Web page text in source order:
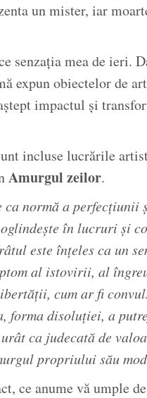
un mister, iar
senzația mea de ieri.
expun obiectelor de
impactul și
incluse lucrările
Amurgul zeilor.
ca normă a perfecțiunii
în lucruri și
este înțeles ca un
al istovirii, al
cum ar fi
forma disoluției, a
ca judecată de
propriului său
ce anume vă umple